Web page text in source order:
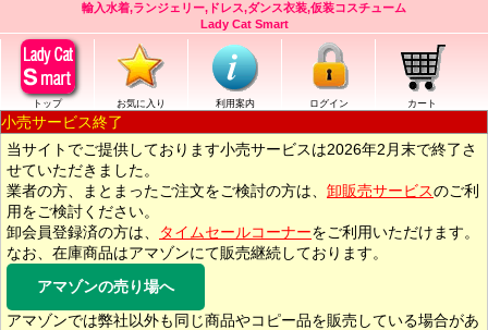
輸入水着,ランジェリー,ドレス,ダンス衣装,仮装コスチューム
Lady Cat Smart
トップ お気に入り 利用案内 ログイン カート
小売サービス終了
当サイトでご提供しております小売サービスは2026年2月末で終了さ
せていただきました。
業者の方、まとまったご注文をご検討の方は、 卸販売サービスのご利
用をご検討ください。
卸会員登録済の方は、
タイムセールコーナーをご利用いただけます。
なお、在庫商品はアマゾンにて販売継続しております。
アマゾンの売り場へ
アマゾンでは弊社以外も同じ商品やコピー品を販売している場合があ